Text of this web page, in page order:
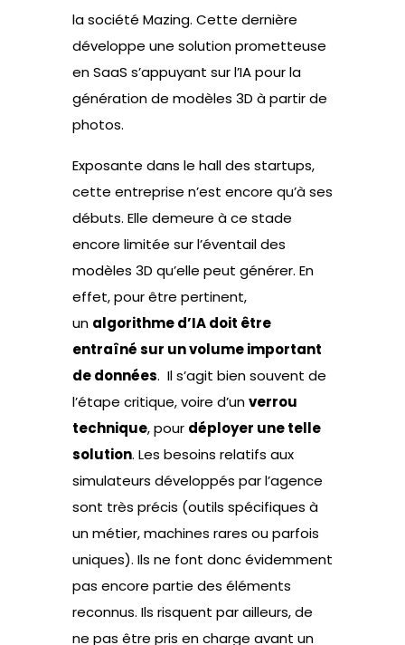
la société Mazing. Cette dernière
développe une solution prometteuse
en SaaS s’appuyant sur l’IA pour la
génération de modèles 3D à partir de
photos.
Exposante dans le hall des startups,
cette entreprise n’est encore qu’à ses
débuts. Elle demeure à ce stade
encore limitée sur l’éventail des
modèles 3D qu’elle peut générer. En
effet, pour être pertinent,
un algorithme d’IA doit être
entraîné sur un volume important
de données. Il s’agit bien souvent de
l’étape critique, voire d’unverrou
technique, pour déployer une telle
solution. Les besoins relatifs aux
simulateurs développés par l’agence
sont très précis (outils spécifiques à
un métier, machines rares ou parfois
uniques). Ils ne font donc évidemment
pas encore partie des éléments
reconnus. Ils risquent par ailleurs, de
ne pas être pris en charge avant un